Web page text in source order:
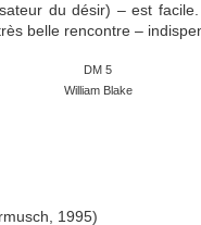
du désir) – est facile.
belle rencontre –
William Blake
1995)